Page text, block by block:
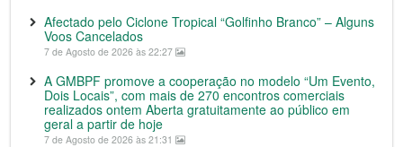
Afectado pelo Ciclone Tropical “Golfinho Branco” – Alguns
Voos Cancelados
7 de Agosto de 2026 às 22:27
A GMBPF promove a cooperação no modelo “Um Evento,
Dois Locais”, com mais de 270 encontros comerciais
realizados ontem Aberta gratuitamente ao público em
geral a partir de hoje
7 de Agosto de 2026 às 21:31